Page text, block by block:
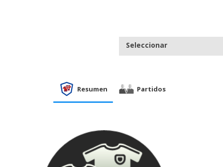
Seleccionar
Resumen Partidos